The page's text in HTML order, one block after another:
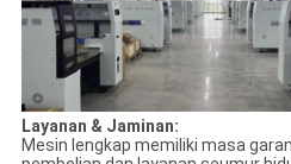
Layanan & Jaminan:
Mesin lengkap memiliki masa